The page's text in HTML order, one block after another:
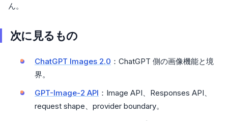
ん。
次に見るもの
ChatGPT Images 2.0 ：ChatGPT 側の画像機能と境
界。
GPT-Image-2 API ：Image API、Responses API、
request shape、provider boundary。